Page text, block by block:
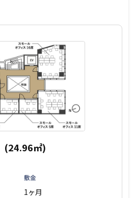
(24.96㎡)
敷金
1ヶ月